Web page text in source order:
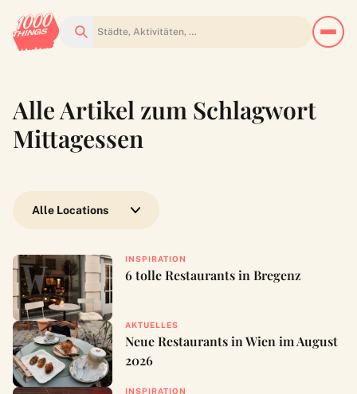
Suchen
Alle Artikel zum Schlagwort
Mittagessen
INSPIRATION
6 tolle Restaurants in Bregenz
AKTUELLES
Neue Restaurants in Wien im August
2026
INSPIRATION